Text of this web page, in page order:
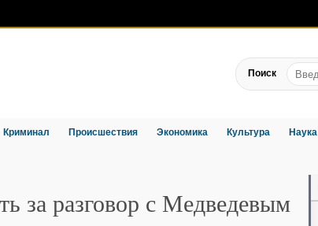
Поиск
Криминал Происшествия Экономика Культура Наука
за разговор с Медведевым